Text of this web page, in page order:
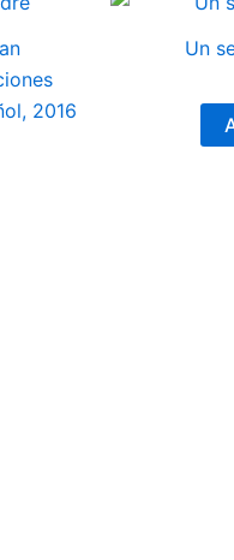
2016
Un